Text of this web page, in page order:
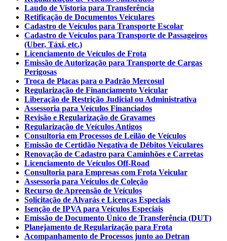
Laudo de Vistoria para Transferência
Retificação de Documentos Veiculares
Cadastro de Veículos para Transporte Escolar
Cadastro de Veículos para Transporte de Passageiros
(Uber, Táxi, etc.)
Licenciamento de Veículos de Frota
Emissão de Autorização para Transporte de Cargas
Perigosas
Troca de Placas para o Padrão Mercosul
Regularização de Financiamento Veicular
Liberação de Restrição Judicial ou Administrativa
Assessoria para Veículos Financiados
Revisão e Regularização de Gravames
Regularização de Veículos Antigos
Consultoria em Processos de Leilão de Veículos
Emissão de Certidão Negativa de Débitos Veiculares
Renovação de Cadastro para Caminhões e Carretas
Licenciamento de Veículos Off-Road
Consultoria para Empresas com Frota Veicular
Assessoria para Veículos de Coleção
Recurso de Apreensão de Veículos
Solicitação de Alvarás e Licenças Especiais
Isenção de IPVA para Veículos Especiais
Emissão de Documento Único de Transferência (DUT)
Planejamento de Regularização para Frota
Acompanhamento de Processos junto ao Detran